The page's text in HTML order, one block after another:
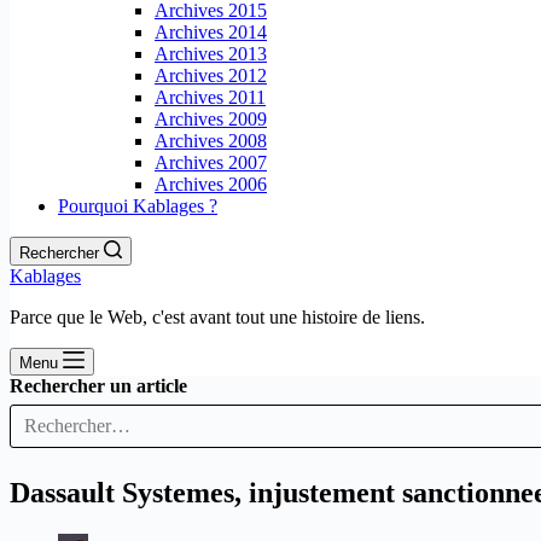
Archives 2015
Archives 2014
Archives 2013
Archives 2012
Archives 2011
Archives 2009
Archives 2008
Archives 2007
Archives 2006
Pourquoi Kablages ?
Rechercher
Kablages
Parce que le Web, c'est avant tout une histoire de liens.
Menu
Rechercher un article
Dassault Systemes, injustement